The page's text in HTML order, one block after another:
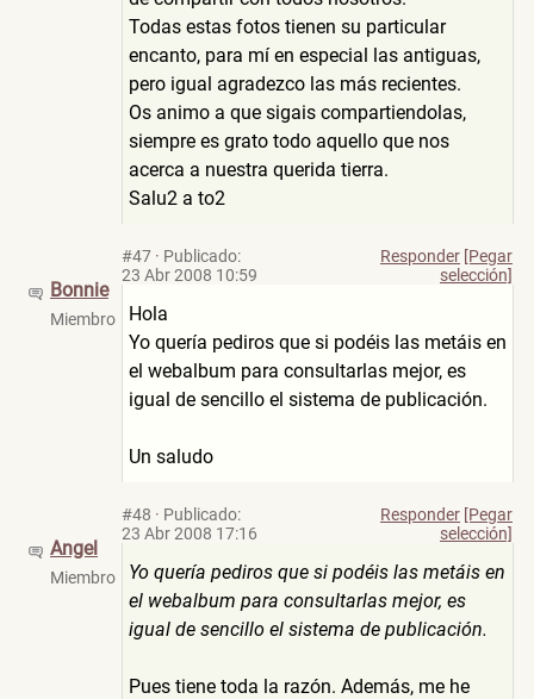
Todas estas fotos tienen su particular
encanto, para mí en especial las antiguas,
pero igual agradezco las más recientes.
Os animo a que sigais compartiendolas,
siempre es grato todo aquello que nos
acerca a nuestra querida tierra.
Salu2 a to2
Bonnie
Miembro
#47 · Publicado:
23 Abr 2008 10:59
Responder [Pegar
selección]
Hola
Yo quería pediros que si podéis las metáis en
el webalbum para consultarlas mejor, es
igual de sencillo el sistema de publicación.
Un saludo
Angel
Miembro
#48 · Publicado:
23 Abr 2008 17:16
Responder [Pegar
selección]
Yo quería pediros que si podéis las metáis en
el webalbum para consultarlas mejor, es
igual de sencillo el sistema de publicación.
Pues tiene toda la razón. Además, me he